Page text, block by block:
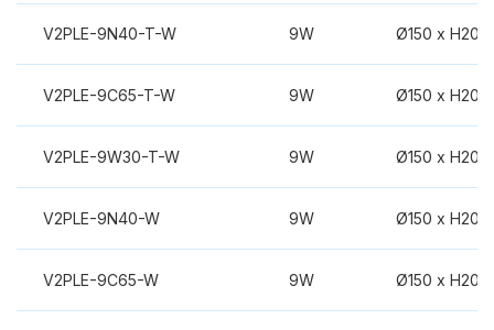
V2PLE-9N40-T-W 9W Ø150 x
V2PLE-9C65-T-W 9W Ø150 x
V2PLE-9W30-T-W 9W Ø150 x
V2PLE-9N40-W 9W Ø150 x
V2PLE-9C65-W 9W Ø150 x